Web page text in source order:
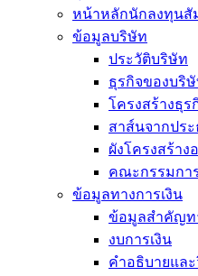
หน้าหลักนักลงทุนสั
ข้อมูลบริษัท
ประวัติบริษัท
ธุรกิจของบริ
โครงสร้างธุร
สาส์นจากปร
ผังโครงสร้าง
คณะกรรมกา
ข้อมูลทางการเงิน
ข้อมูลสำคัญท
งบการเงิน
คำอธิบายและ